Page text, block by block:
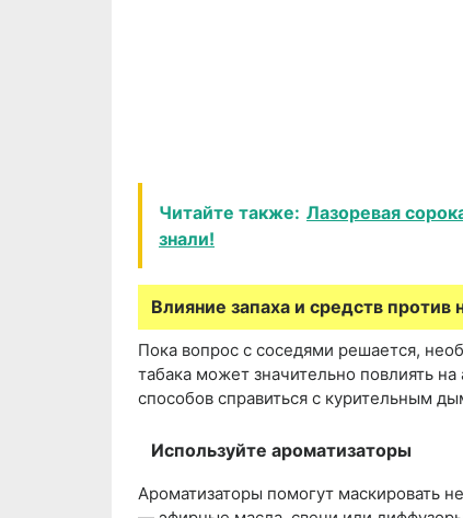
Читайте также: Лазоревая
знали!
Влияние запаха и средств против
Пока вопрос с соседями решается,
табака может значительно повлиять
способов справиться с курительным
Используйте ароматизаторы
Ароматизаторы помогут маскировать